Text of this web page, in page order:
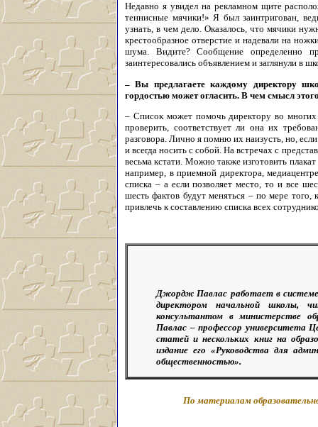
Недавно я увидел на рекламном щите
теннисные мячики!» Я был заинтригован,
узнать, в чем дело. Оказалось, что мячики
крестообразное отверстие и надевали на
шума. Видите? Сообщение определенно
заинтересовались объявлением и заглянули в
– Вы предлагаете каждому директору
гордостью может огласить. В чем смысл
– Список может помочь директору во
проверить, соответствует ли она их
разговора. Лично я помню их наизусть, но,
и всегда носить с собой. На встречах с
весьма кстати. Можно также изготовить
например, в приемной директора,
списка – а если позволяет место, то и все
шесть фактов будут меняться – по мере
привлечь к составлению списка всех
Джордж Павлас работает в
директором начальной школы,
консультантом в министерстве
Павлас – профессор университета
статей и нескольких книг на
издание его «Руководства для
общественностью».
По материалам